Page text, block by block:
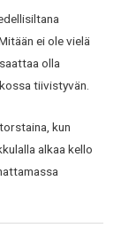
ei ole vielä
olla
tiivistyvän.
kun
alkaa kello